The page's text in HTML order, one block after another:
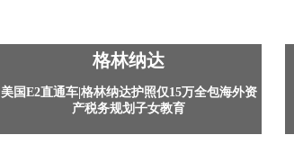
格林纳达
美国E2直通车|格林纳达护照仅15万全包海外资
产税务规划子女教育